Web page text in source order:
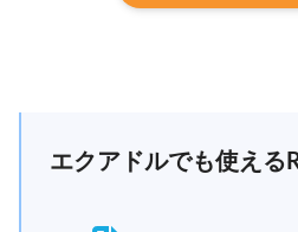
エクアドルでも使える